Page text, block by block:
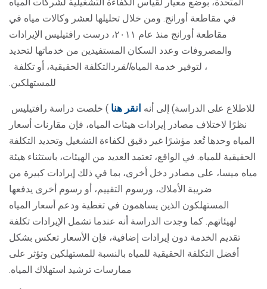
في مقاطعة أورانج. ومن خلال تحليلها لعشر وكالات مياه في
مقاطعة أورانج منذ عام ٢٠١١، درست رافتيليس الإيرادات
والمصروفات وعدد السكان المستفيدين من خدماتها لتحديد
التكلفة الحقيقية، أو تكلفةالفرد، لتوفير خدمة المياه
للمستهلكين.
خلصت دراسة رافتيليس (انقر هنا للاطلاع على الدراسة) إلى أنه
نظرًا لاختلاف مصادر إيرادات هيئات المياه، فإن مقارنات أسعار
المياه وحدها تُعد مؤشرًا غير دقيق لكفاءة التشغيل وتحديد التكلفة
الحقيقية للمياه. في الواقع، تعتمد العديد من الهيئات، باستثناء هيئة
مياه ميسا، على مصادر دخل أخرى، بما في ذلك إيرادات كبيرة من
ضريبة الأملاك، ورسوم التقييم، أو رسوم أخرى يدفعها
المستهلكون الذين يساهمون في تغطية ودعم أسعار المياه
لهيئاتهم. كما وجدت الدراسة أنه عندما تشمل الإيرادات تكلفة
تقديم الخدمة دون إيرادات إضافية، فإن الأسعار تعكس بشكل
أفضل التكلفة الحقيقية للمياه بالنسبة للمستهلكين وتؤثر على
ممارسات ترشيد استهلاك المياه.